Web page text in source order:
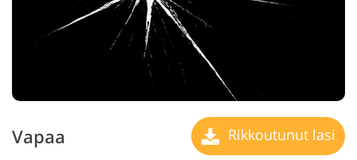
Vapaa Rikkoutunut lasi